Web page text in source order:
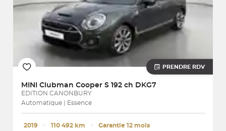
PRENDRE RDV
MINI Clubman Cooper S 192 ch DKG7
EDITION CANONBURY
Automatique | Essence
2019 ･ 110 492 km ･ Garantie 12 mois